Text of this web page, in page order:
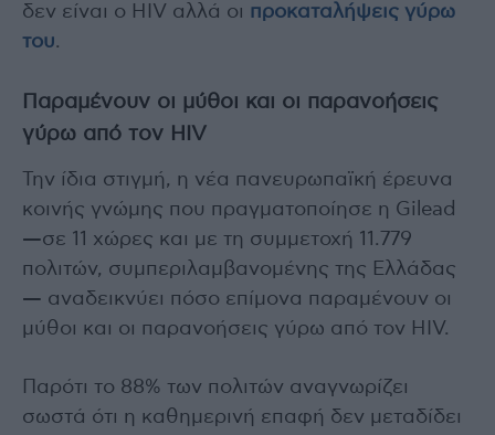
δεν είναι ο HIV αλλά οι προκαταλήψεις γύρω
του.
Παραμένουν οι μύθοι και οι παρανοήσεις
γύρω από τον HIV
Την ίδια στιγμή, η νέα πανευρωπαϊκή έρευνα
κοινής γνώμης που πραγματοποίησε η Gilead
—σε 11 χώρες και με τη συμμετοχή 11.779
πολιτών, συμπεριλαμβανομένης της Ελλάδας
— αναδεικνύει πόσο επίμονα παραμένουν οι
μύθοι και οι παρανοήσεις γύρω από τον HIV.
Παρότι το 88% των πολιτών αναγνωρίζει
σωστά ότι η καθημερινή επαφή δεν μεταδίδει